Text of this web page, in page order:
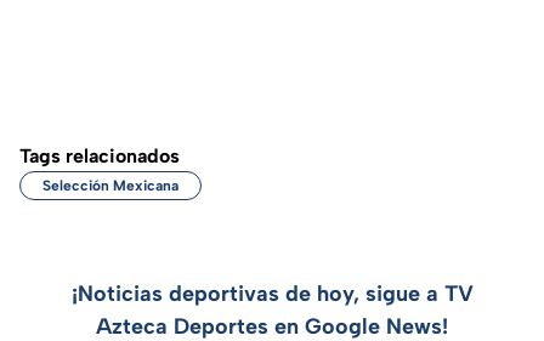
Tags relacionados
Selección Mexicana
¡Noticias deportivas de hoy, sigue a TV
Azteca Deportes en Google News!